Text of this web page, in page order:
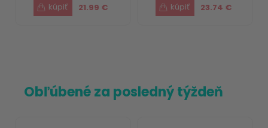
21.99 € 23.74 €
Obľúbené za posledný týždeň